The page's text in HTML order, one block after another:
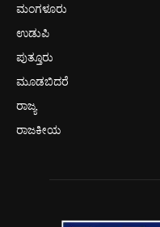
ಮಂಗಳೂರು
ಉಡುಪಿ
ಪುತ್ತೂರು
ಮೂಡಬಿದರೆ
ರಾಜ್ಯ
ರಾಜಕೀಯ